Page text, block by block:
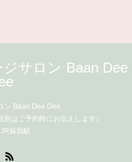
サロン Baan Dee
ン Baan Dee Dee
はご予約時にお伝えします）
蘇我駅